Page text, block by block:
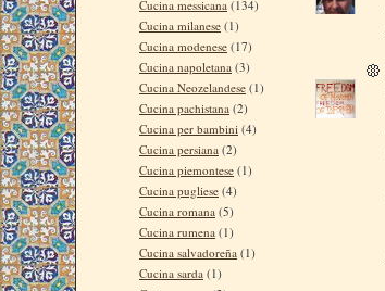
Cucina messicana (134)
Cucina milanese (1)
Cucina modenese (17)
Cucina napoletana (3)
Cucina Neozelandese (1)
Cucina pachistana (2)
Cucina per bambini (4)
Cucina persiana (2)
Cucina piemontese (1)
Cucina pugliese (4)
Cucina romana (5)
Cucina rumena (1)
Cucina salvadoreña (1)
Cucina sarda (1)